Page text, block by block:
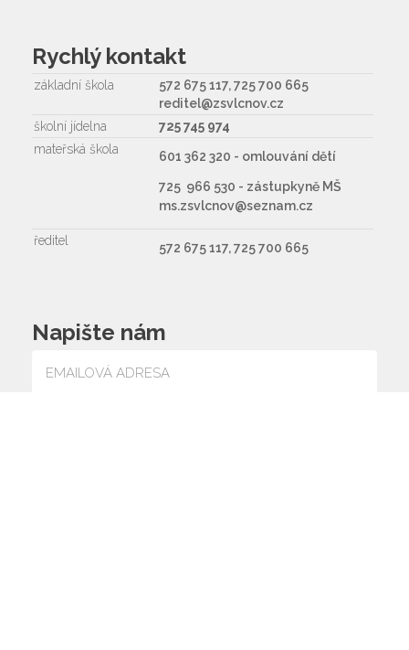
Rychlý kontakt
základní škola
572 675 117, 725 700 665
reditel@zsvlcnov.cz
školní jídelna
725 745 974
mateřská škola
601 362 320 - omlouvání dětí
725 966 530 - zástupkyně MŠ
ms.zsvlcnov@seznam.cz
ředitel 572 675 117, 725 700 665
Napište nám